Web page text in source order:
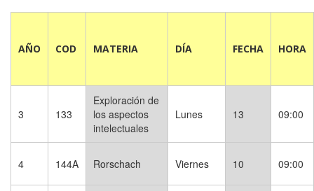
AÑO COD MATERIA DÍA FECHA HORA
3 133
Exploración de
los aspectos
intelectuales
Lunes 13 09:00
4 144A Rorschach Viernes 10 09:00